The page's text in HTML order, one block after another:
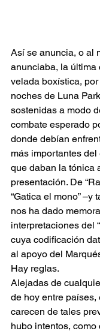
Así se anuncia, o al
anunciaba, la última
velada boxística,
noches de Luna
sostenidas a modo
combate esperado
donde debían
más importantes
que daban la tónica
presentación. De
“Gatica el mono” –y
nos ha dado
interpretaciones del
cuya codificación
al apoyo del
Hay reglas.
Alejadas de
de hoy entre
carecen de tales
hubo intentos, como